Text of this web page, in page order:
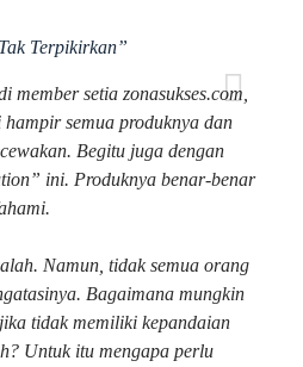
Terpikirkan”
member setia zonasukses.com,
semua produknya dan
Begitu juga dengan
ini. Produknya benar-benar
Namun, tidak semua orang
Bagaimana mungkin
tidak memiliki kepandaian
Untuk itu mengapa perlu